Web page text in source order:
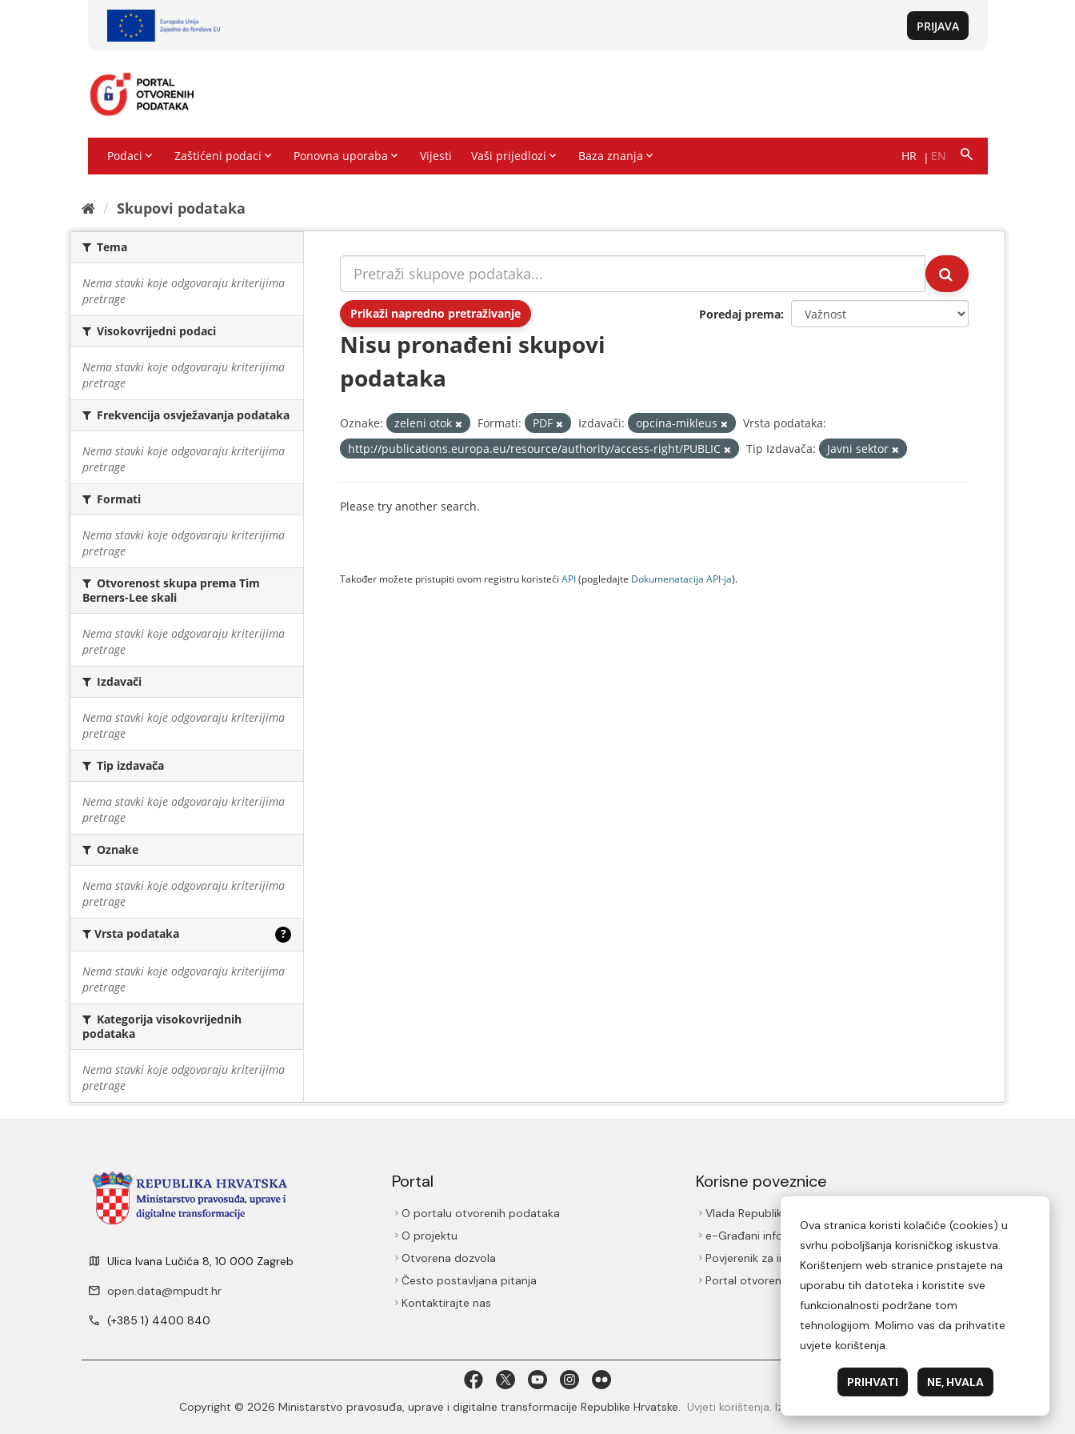
Skupovi podаtаkа
Tema
Nema stavki koje odgovaraju kriterijima
pretrage
Visokovrijedni podaci
Nema stavki koje odgovaraju kriterijima
pretrage
Frekvencija osvježavanja podataka
Nema stavki koje odgovaraju kriterijima
pretrage
Formati
Nema stavki koje odgovaraju kriterijima
pretrage
Otvorenost skupa prema Tim
Berners-Lee skali
Nema stavki koje odgovaraju kriterijima
pretrage
Izdavači
Nema stavki koje odgovaraju kriterijima
pretrage
Tip izdavača
Nema stavki koje odgovaraju kriterijima
pretrage
Oznake
Nema stavki koje odgovaraju kriterijima
pretrage
Vrsta podataka ?
Nema stavki koje odgovaraju kriterijima
pretrage
Kategorija visokovrijednih
podataka
Nema stavki koje odgovaraju kriterijima
pretrage
Prikaži napredno pretraživanje Poredaj prema
Nisu pronađeni skupovi
podataka
Oznake: zeleni otok Formati: PDF Izdavači: opcina-mikleus
Vrsta podataka:
http://publications.europa.eu/resource/authority/access-right/PUBLIC
Tip Izdavača: Javni sektor
Please try another search.
Također možete pristupiti ovom registru koristeći API(pogledajte Dokumenаtаcijа API-jа).